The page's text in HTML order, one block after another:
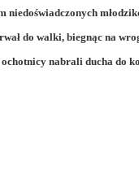
do walki, biegnąc na
ochotnicy nabrali ducha do